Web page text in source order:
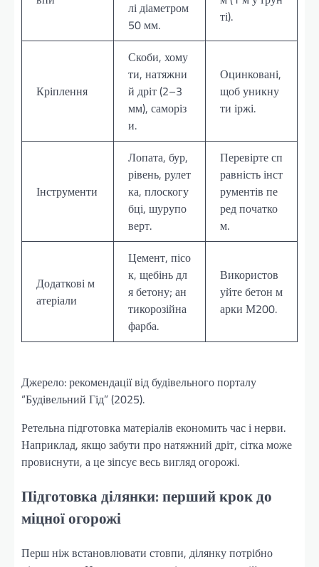
лі діаметром
50 мм.
ті).
Кріплення
Скоби, хому
ти, натяжни
й дріт (2–3
мм), саморіз
и.
Оцинковані,
щоб уникну
ти іржі.
Інструменти
Лопата, бур,
рівень, рулет
ка, плоскогу
бці, шурупо
верт.
Перевірте сп
равність інст
рументів пе
ред початко
м.
Додаткові м
атеріали
Цемент, пісо
к, щебінь дл
я бетону; ан
тикорозійна
фарба.
Використов
уйте бетон м
арки М200.
Джерело: рекомендації від будівельного порталу
“Будівельний Гід” (2025).
Ретельна підготовка матеріалів економить час і нерви.
Наприклад, якщо забути про натяжний дріт, сітка може
провиснути, а це зіпсує весь вигляд огорожі.
Підготовка ділянки: перший крок до
міцної огорожі
Перш ніж встановлювати стовпи, ділянку потрібно